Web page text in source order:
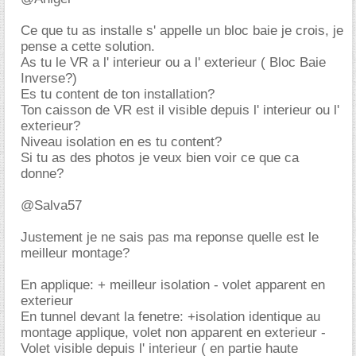
Ce que tu as installe s' appelle un bloc baie je crois, je
pense a cette solution.
As tu le VR a l' interieur ou a l' exterieur ( Bloc Baie
Inverse?)
Es tu content de ton installation?
Ton caisson de VR est il visible depuis l' interieur ou l'
exterieur?
Niveau isolation en es tu content?
Si tu as des photos je veux bien voir ce que ca
donne?
@Salva57
Justement je ne sais pas ma reponse quelle est le
meilleur montage?
En applique: + meilleur isolation - volet apparent en
exterieur
En tunnel devant la fenetre: +isolation identique au
montage applique, volet non apparent en exterieur -
Volet visible depuis l' interieur ( en partie haute